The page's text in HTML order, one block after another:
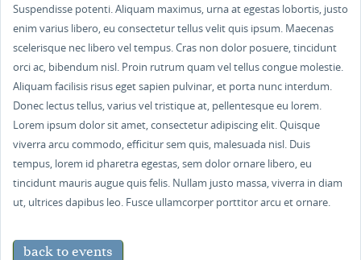
Suspendisse potenti. Aliquam maximus, urna at egestas lobortis, justo
enim varius libero, eu consectetur tellus velit quis ipsum. Maecenas
scelerisque nec libero vel tempus. Cras non dolor posuere, tincidunt
orci ac, bibendum nisl. Proin rutrum quam vel tellus congue molestie.
Aliquam facilisis risus eget sapien pulvinar, et porta nunc interdum.
Donec lectus tellus, varius vel tristique at, pellentesque eu lorem.
Lorem ipsum dolor sit amet, consectetur adipiscing elit. Quisque
viverra arcu commodo, efficitur sem quis, malesuada nisl. Duis
tempus, lorem id pharetra egestas, sem dolor ornare libero, eu
tincidunt mauris augue quis felis. Nullam justo massa, viverra in diam
ut, ultrices dapibus leo. Fusce ullamcorper porttitor arcu et ornare.
back to events